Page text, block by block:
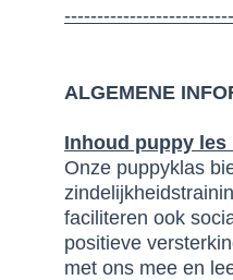
ALGEMENE
Inhoud puppy les
Onze puppyklas
faciliteren ook
positieve
met ons mee en